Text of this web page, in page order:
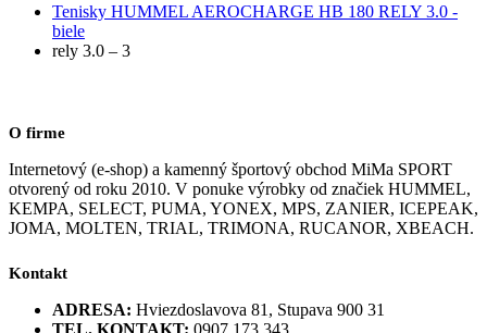
Tenisky HUMMEL AEROCHARGE HB 180 RELY 3.0 -
biele
rely 3.0 – 3
O firme
Internetový (e-shop) a kamenný športový obchod MiMa SPORT
otvorený od roku 2010. V ponuke výrobky od značiek HUMMEL,
KEMPA, SELECT, PUMA, YONEX, MPS, ZANIER, ICEPEAK,
JOMA, MOLTEN, TRIAL, TRIMONA, RUCANOR, XBEACH.
Kontakt
ADRESA: Hviezdoslavova 81, Stupava 900 31
TEL. KONTAKT: 0907 173 343